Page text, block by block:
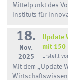
Mittelpunkt des
Instituts für
18.
Nov.
2025
Update
mit 150
Erstellt
Mit dem „Update